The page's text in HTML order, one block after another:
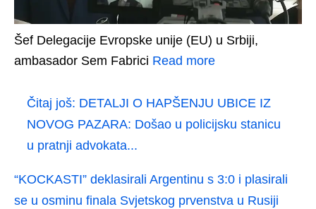
Šef Delegacije Evropske unije (EU) u Srbiji,
ambasador Sem Fabrici Read more
Čitaj još: DETALJI O HAPŠENJU UBICE IZ
NOVOG PAZARA: Došao u policijsku stanicu
u pratnji advokata...
“KOCKASTI” deklasirali Argentinu s 3:0 i plasirali
se u osminu finala Svjetskog prvenstva u Rusiji